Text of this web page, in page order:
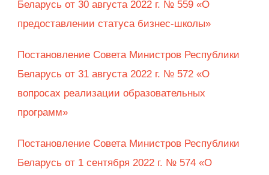
Беларусь от 30 августа 2022 г. № 559 «О
предоставлении статуса бизнес-школы»
Постановление Совета Министров Республики
Беларусь от 31 августа 2022 г. № 572 «О
вопросах реализации образовательных
программ»
Постановление Совета Министров Республики
Беларусь от 1 сентября 2022 г. № 574 «О